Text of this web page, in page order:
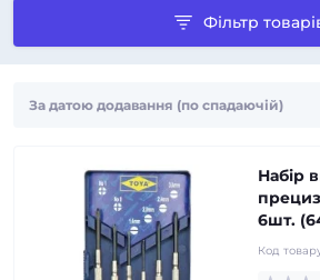
Фільтр
Набір
6шт.
Код